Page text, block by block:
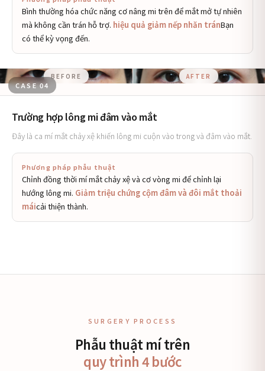
Bình thường hóa chức năng cơ nâng mi trên để mắt mở tự nhiên
mà không cần trán hỗ trợ. hiệu quả giảm nếp nhăn tránBạn
có thể kỳ vọng đến.
CASE 04
BEFORE AFTER
Trường hợp lông mi đâm vào mắt
Đây là ca mí mắt chảy xệ khiến lông mi cuộn vào trong và đâm vào mắt.
Phương pháp phẫu thuật
Chỉnh đồng thời mí mắt chảy xệ và cơ vòng mi để chỉnh lại
hướng lông mi. Giảm triệu chứng cộm đâm và đôi mắt thoải
máicải thiện thành.
SURGERY PROCESS
Phẫu thuật mí trên
quy trình 4 bước